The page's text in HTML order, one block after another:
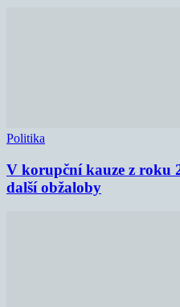
Politika
V korupční kauze z roku
další obžaloby